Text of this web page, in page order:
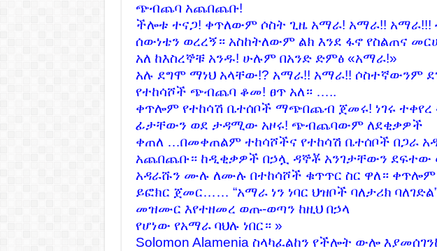
ጭብጨባ አጨበጨቡ!
ችሎቱ ተናጋ! ቀጥለውም ሶስት ጊዜ አማራ! አማራ!! አማራ!!!
ሰውነቴን ወረረኝ። አስከትለውም ልክ እንደ ፋኖ የስልጠና
አለ ከእስረኞቹ አንዱ! ሁሉም በአንድ ድምፅ «አማራ!»
አሉ ደግሞ ማነህ አላቸው!? አማራ!! አማራ!! ሶስተኛውንም
የተከሳሾች ጭብጨባ ቆመ! ፀጥ አለ። …..
ቀጥሎም የተከሳሽ ቤተሰቦች ማጭበጨብ ጀመሩ! ነገሩ
ፊታቸውን ወደ ታዳሚው አዞሩ! ጭብጨባውም ለደቂቃዎች
ቀጠለ …በመቀጠልም ተከሳሾችና የተከሳሽ ቤተሰቦች በጋራ
አጨበጨቡ። ከዲቂቃዎች በኃሏ ዳኞቾ አንገታቸውን ደፍተው
አዳራሹን ሙሉ ለሙሉ በተከሳሾች ቁጥጥር ስር ዋለ።
ይፎክር ጀመር…… “አማራ ነን ነባር ህዝቦች ባለታሪክ
መዝሙር እየተዘመረ ወጡ-ወጣን ከዚህ በኃላ
የሆነው የአማራ ባህሉ ነበር። »
Solomon Alamenia ስላካፈልከን የችሎት ውሎ